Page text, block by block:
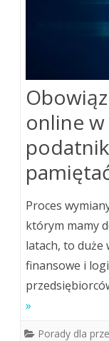
online
Proces
którym mamy
latach, to duże
finansowe i
»
Porady dla